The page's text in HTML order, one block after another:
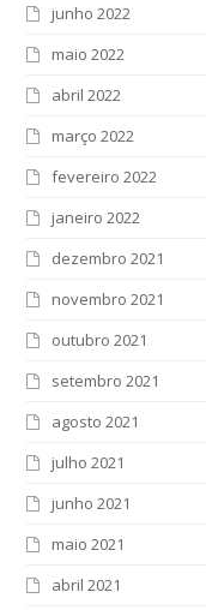
junho 2022
maio 2022
abril 2022
março 2022
fevereiro 2022
janeiro 2022
dezembro 2021
novembro 2021
outubro 2021
setembro 2021
agosto 2021
julho 2021
junho 2021
maio 2021
abril 2021